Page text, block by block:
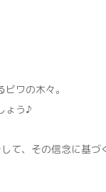
ワの木々。
ょう♪
て、その信念に基